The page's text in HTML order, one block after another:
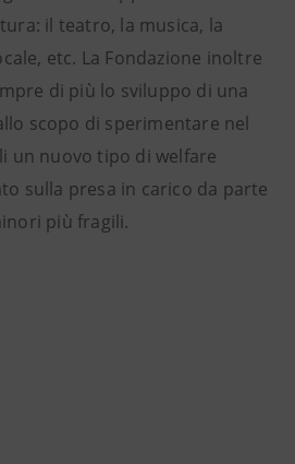
il teatro, la musica, la
etc. La Fondazione inoltre
di più lo sviluppo di una
scopo di sperimentare nel
un nuovo tipo di welfare
sulla presa in carico da parte
più fragili.